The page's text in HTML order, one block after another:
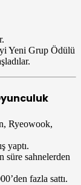
Yeni Grup Ödülü
Ryeowook,
yaptı.
süre sahnelerden
fazla sattı.